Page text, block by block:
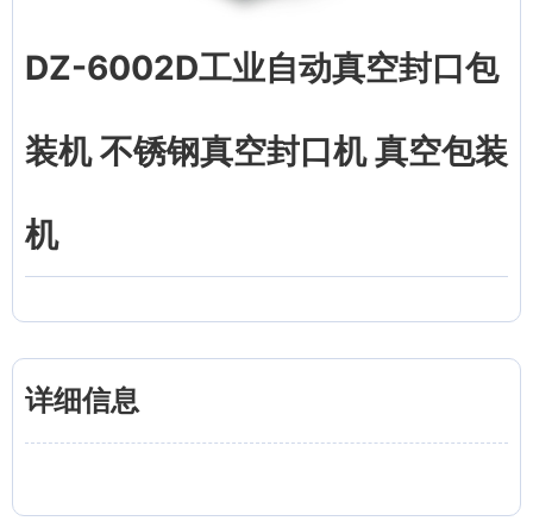
DZ-6002D工业自动真空封口包
装机 不锈钢真空封口机 真空包装
机
详细信息